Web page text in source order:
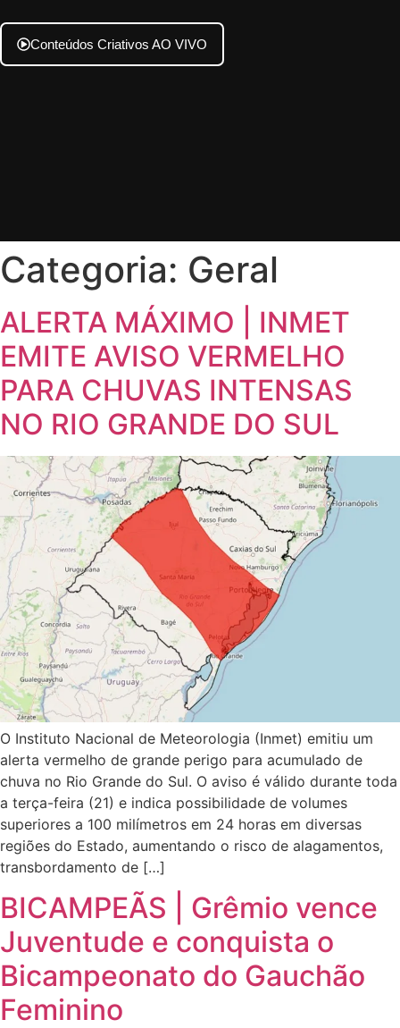
Conteúdos Criativos AO VIVO
Categoria: Geral
ALERTA MÁXIMO | INMET
EMITE AVISO VERMELHO
PARA CHUVAS INTENSAS
NO RIO GRANDE DO SUL
O Instituto Nacional de Meteorologia (Inmet) emitiu um
alerta vermelho de grande perigo para acumulado de
chuva no Rio Grande do Sul. O aviso é válido durante toda
a terça-feira (21) e indica possibilidade de volumes
superiores a 100 milímetros em 24 horas em diversas
regiões do Estado, aumentando o risco de alagamentos,
transbordamento de […]
BICAMPEÃS | Grêmio vence
Juventude e conquista o
Bicampeonato do Gauchão
Feminino